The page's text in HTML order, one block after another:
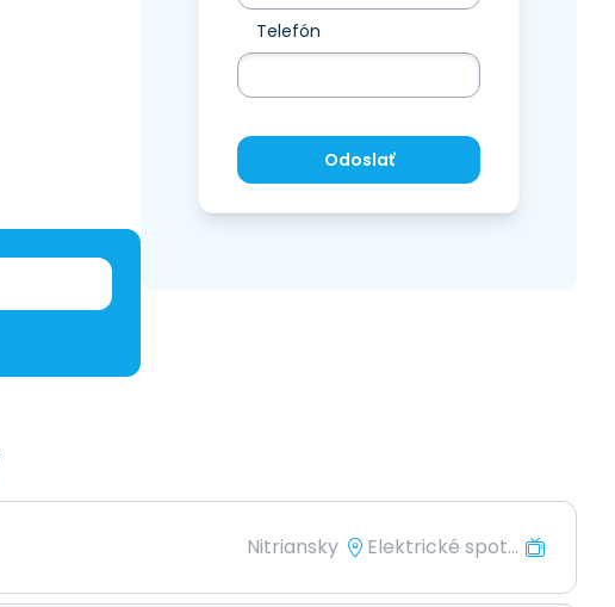
Telefón
Odoslať
Nitriansky Elektrické spot...